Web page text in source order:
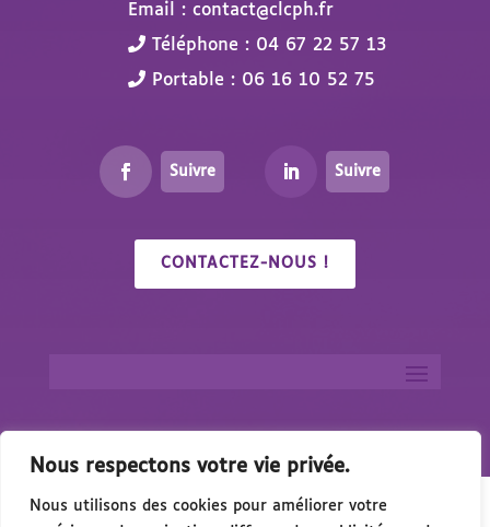
Nous respectons votre vie privée.
Nous utilisons des cookies pour améliorer votre
Email : contact@clcph.fr
Téléphone : 04 67 22 57 13
Portable : 06 16 10 52 75
Suivre Suivre
CONTACTEZ-NOUS !